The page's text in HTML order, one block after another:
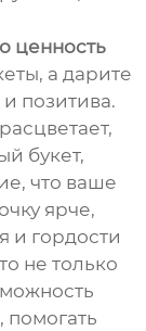
ценность
а дарите
позитива.
букет,
что ваше
ярче,
и гордости
не только
помогать